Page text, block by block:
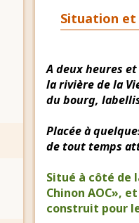
Situation
A deux heures
la rivière de la
du bourg,
Placée à
de tout temps
Situé à côté de
Chinon AOC»,
construit pour